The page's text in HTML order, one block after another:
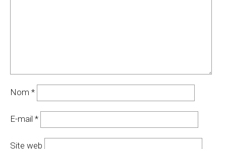
Nom *
E-mail *
Site web